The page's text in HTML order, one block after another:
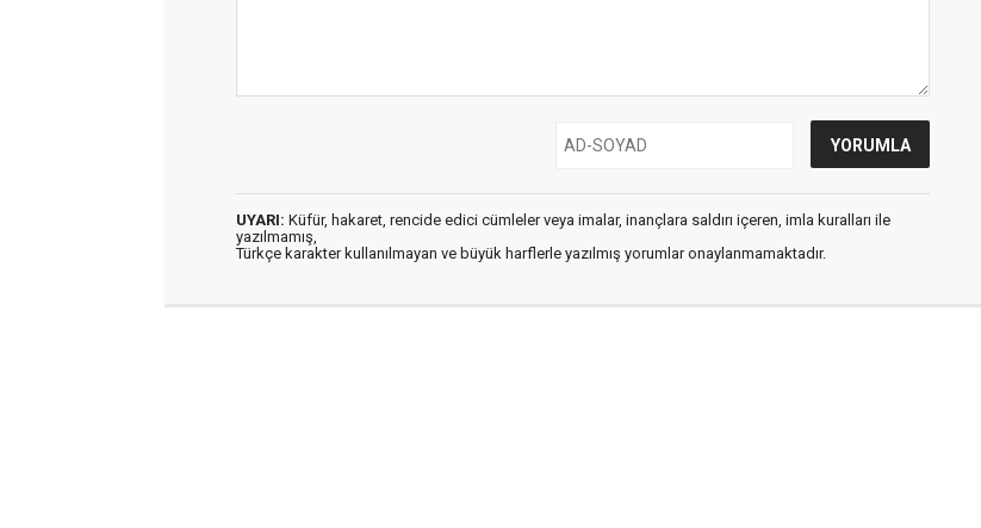
UYARI: Küfür, hakaret, rencide edici cümleler veya imalar, inançlara saldırı içeren, imla kuralları ile
yazılmamış,
Türkçe karakter kullanılmayan ve büyük harflerle yazılmış yorumlar onaylanmamaktadır.